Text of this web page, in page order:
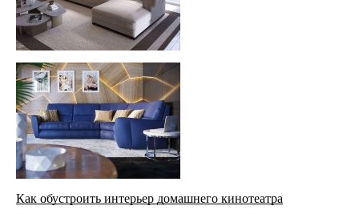
Как обустроить интерьер домашнего кинотеатра